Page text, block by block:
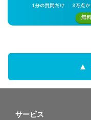
サービス